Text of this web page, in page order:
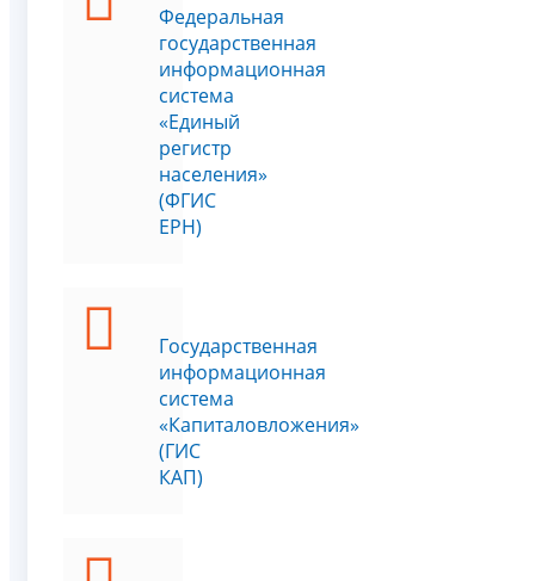
Федеральная
государственная
информационная
система
«Единый
регистр
населения»
(ФГИС
ЕРН)
Государственная
информационная
система
«Капиталовложения»
(ГИС
КАП)